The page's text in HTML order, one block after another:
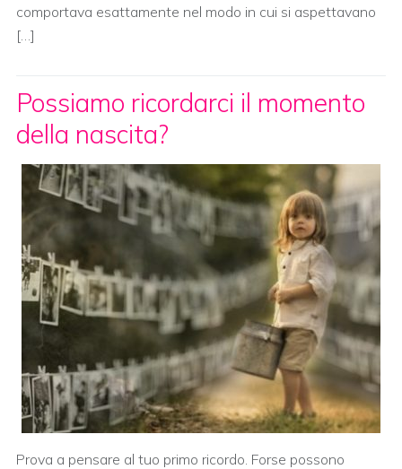
comportava esattamente nel modo in cui si aspettavano
[…]
Possiamo ricordarci il momento
della nascita?
Prova a pensare al tuo primo ricordo. Forse possono